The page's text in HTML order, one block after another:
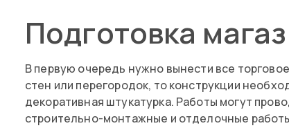
Подготовка
В первую очередь нужно вынести все
стен или перегородок, то конструкции
декоративная штукатурка. Работы могут
строительно-монтажные и отделочные